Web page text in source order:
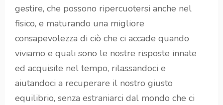
gestire, che possono ripercuotersi anche nel
fisico, e maturando una migliore
consapevolezza di ciò che ci accade quando
viviamo e quali sono le nostre risposte innate
ed acquisite nel tempo, rilassandoci e
aiutandoci a recuperare il nostro giusto
equilibrio, senza estraniarci dal mondo che ci